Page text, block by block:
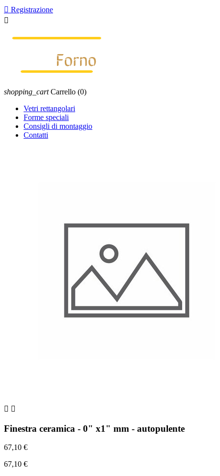
 Registrazione

shopping_cart Carrello (0)
Vetri rettangolari
Forme speciali
Consigli di montaggio
Contatti
 
Finestra ceramica - 0" x1" mm - autopulente
67,10 €
67,10 €